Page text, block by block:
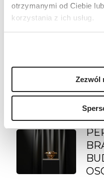
otrzymanymi od Ciebie
korzystania z ich usług.
Zezwól